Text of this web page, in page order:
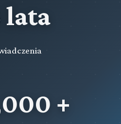
lata
+